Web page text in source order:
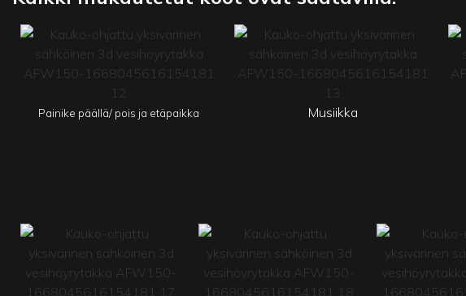
Painike päällä/ pois ja etäpaikka Musiikka